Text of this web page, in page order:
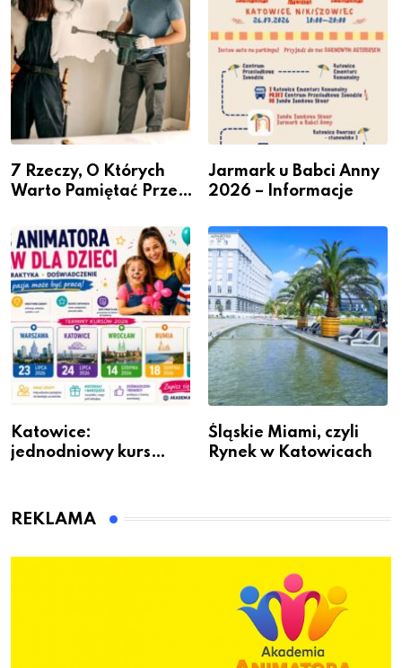
7 Rzeczy, O Których
Warto Pamiętać Przed
Jarmark u Babci Anny
2026 – Informacje
Katowice:
jednodniowy kurs
dzieci
Śląskie Miami, czyli
Rynek w Katowicach
REKLAMA